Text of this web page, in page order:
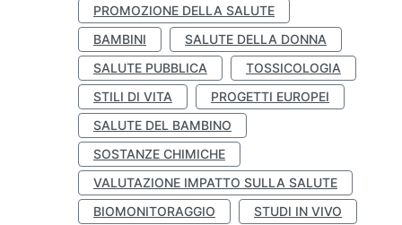
PROMOZIONE DELLA SALUTE
BAMBINI
SALUTE DELLA DONNA
SALUTE PUBBLICA
TOSSICOLOGIA
STILI DI VITA
PROGETTI EUROPEI
SALUTE DEL BAMBINO
SOSTANZE CHIMICHE
VALUTAZIONE IMPATTO SULLA SALUTE
BIOMONITORAGGIO
STUDI IN VIVO